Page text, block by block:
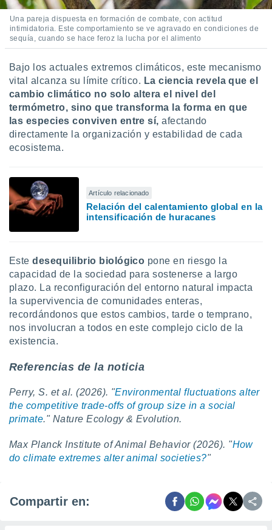
Una pareja dispuesta en formación de combate, con actitud
intimidatoria. Este comportamiento se ve agravado en condiciones de
sequía, cuando se hace feroz la lucha por el alimento
Bajo los actuales extremos climáticos, este mecanismo
vital alcanza su límite crítico. La ciencia revela que el
cambio climático no solo altera el nivel del
termómetro, sino que transforma la forma en que
las especies conviven entre sí, afectando
directamente la organización y estabilidad de cada
ecosistema.
Artículo relacionado
Relación del calentamiento global en la
intensificación de huracanes
Estedesequilibrio biológico pone en riesgo la
capacidad de la sociedad para sostenerse a largo
plazo. La reconfiguración del entorno natural impacta
la supervivencia de comunidades enteras,
recordándonos que estos cambios, tarde o temprano,
nos involucran a todos en este complejo ciclo de la
existencia.
Referencias de la noticia
Perry, S. et al. (2026). "Environmental fluctuations alter
the competitive trade-offs of group size in a social
primate." Nature Ecology & Evolution.
Max Planck Institute of Animal Behavior (2026). "How
do climate extremes alter animal societies?"
Compartir en: